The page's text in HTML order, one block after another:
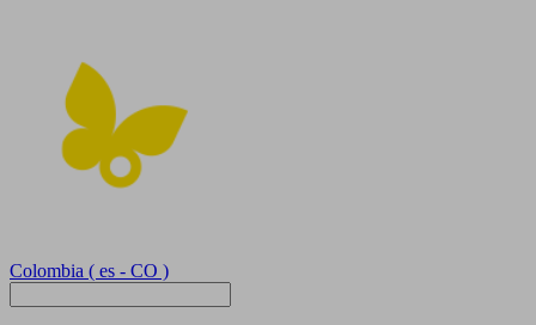
Colombia ( es - CO )